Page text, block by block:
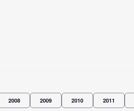
2008 2009 2010 2011